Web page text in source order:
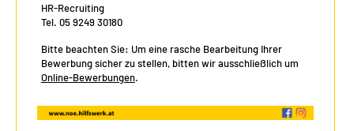
HR-Recruiting
Tel. 05 9249 30180
Bitte beachten Sie: Um eine rasche Bearbeitung Ihrer
Bewerbung sicher zu stellen, bitten wir ausschließlich um
Online-Bewerbungen.